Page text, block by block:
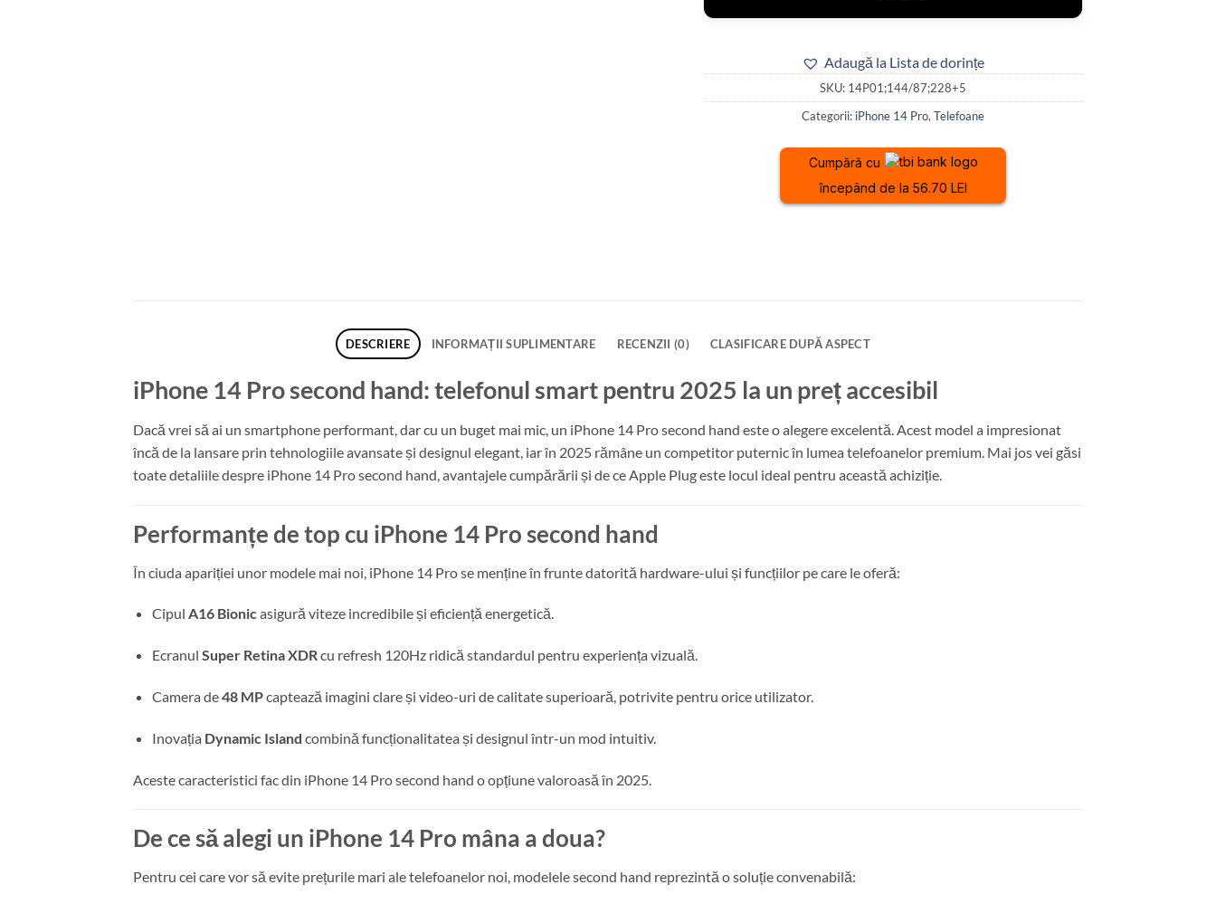
Adaugă la Lista de dorințe
SKU: 14P01;144/87;228+5
Categorii: iPhone 14 Pro, Telefoane
Cumpără cu
începând de la 56.70 LEI
DESCRIERE INFORMAȚII SUPLIMENTARE RECENZII (0) CLASIFICARE DUPĂ ASPECT
iPhone 14 Pro second hand: telefonul smart pentru 2025 la un preț accesibil
Dacă vrei să ai un smartphone performant, dar cu un buget mai mic, un iPhone 14 Pro second hand este o alegere excelentă. Acest model a impresionat
încă de la lansare prin tehnologiile avansate și designul elegant, iar în 2025 rămâne un competitor puternic în lumea telefoanelor premium. Mai jos vei găsi
toate detaliile despre iPhone 14 Pro second hand, avantajele cumpărării și de ce Apple Plug este locul ideal pentru această achiziție.
Performanțe de top cu iPhone 14 Pro second hand
În ciuda apariției unor modele mai noi, iPhone 14 Pro se menține în frunte datorită hardware-ului și funcțiilor pe care le oferă:
Cipul A16 Bionicasigură viteze incredibile și eficiență energetică.
Ecranul Super Retina XDRcu refresh 120Hz ridică standardul pentru experiența vizuală.
Camera de48 MPcaptează imagini clare și video-uri de calitate superioară, potrivite pentru orice utilizator.
Inovația Dynamic Island combină funcționalitatea și designul într-un mod intuitiv.
Aceste caracteristici fac din iPhone 14 Pro second hand o opțiune valoroasă în 2025.
De ce să alegi un iPhone 14 Pro mâna a doua?
Pentru cei care vor să evite prețurile mari ale telefoanelor noi, modelele second hand reprezintă o soluție convenabilă: